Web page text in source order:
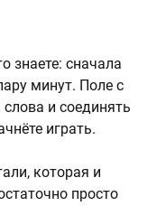
знаете: сначала
минут. Поле с
и соединять
играть.
которая и
просто